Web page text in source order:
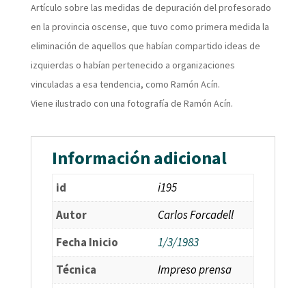
Artículo sobre las medidas de depuración del profesorado
en la provincia oscense, que tuvo como primera medida la
eliminación de aquellos que habían compartido ideas de
izquierdas o habían pertenecido a organizaciones
vinculadas a esa tendencia, como Ramón Acín.
Viene ilustrado con una fotografía de Ramón Acín.
Información adicional
id
i195
Autor
Carlos Forcadell
Fecha Inicio
1/3/1983
Técnica
Impreso prensa